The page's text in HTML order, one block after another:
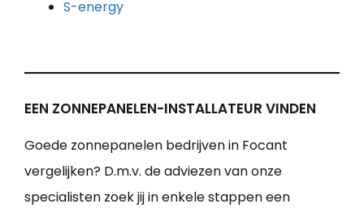
S-energy
EEN ZONNEPANELEN-INSTALLATEUR VINDEN
Goede zonnepanelen bedrijven in Focant
vergelijken? D.m.v. de adviezen van onze
specialisten zoek jij in enkele stappen een